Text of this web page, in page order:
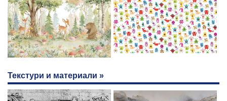
Текстури и материали »